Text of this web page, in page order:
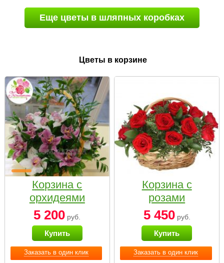
Еще цветы в шляпных коробках
Цветы в корзине
Заказать в один клик
Корзина с
орхидеями
малая
5 200 руб.
Купить
Заказать в один клик
Корзина с
розами
«Красный
Париж»
5 450руб.
Купить